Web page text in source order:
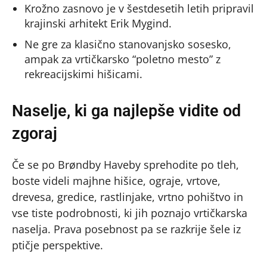
Krožno zasnovo je v šestdesetih letih pripravil
krajinski arhitekt Erik Mygind.
Ne gre za klasično stanovanjsko sosesko,
ampak za vrtičkarsko “poletno mesto” z
rekreacijskimi hišicami.
Naselje, ki ga najlepše vidite od
zgoraj
Če se po Brøndby Haveby sprehodite po tleh,
boste videli majhne hišice, ograje, vrtove,
drevesa, gredice, rastlinjake, vrtno pohištvo in
vse tiste podrobnosti, ki jih poznajo vrtičkarska
naselja. Prava posebnost pa se razkrije šele iz
ptičje perspektive.